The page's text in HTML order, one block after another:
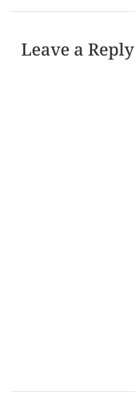
Leave a Reply